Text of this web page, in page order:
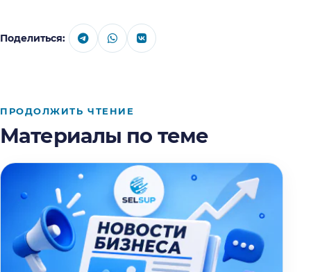
Поделиться:
ПРОДОЛЖИТЬ ЧТЕНИЕ
Материалы по теме